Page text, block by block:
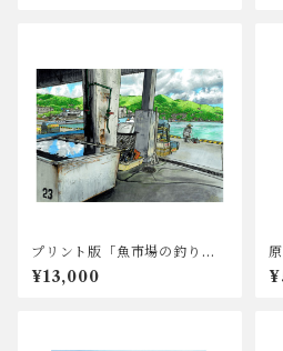
プリント版「魚市場の釣り
人」
¥13,000